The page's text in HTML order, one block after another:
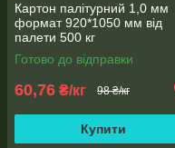
Картон палітурний 1,0 мм
формат 920*1050 мм від
палети 500 кг
Готово до відправки
60,76 ₴/кг 98 ₴/кг
Купити